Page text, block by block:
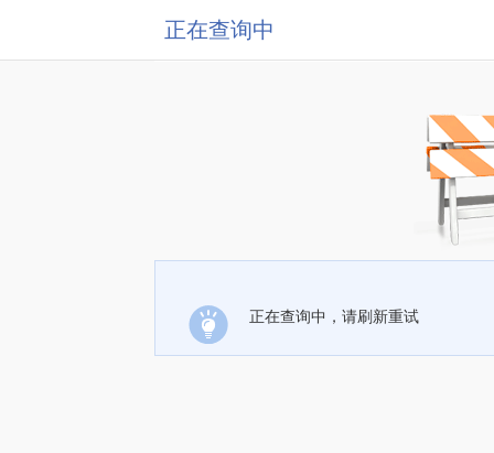
正在查询中
正在查询中，请刷新重试